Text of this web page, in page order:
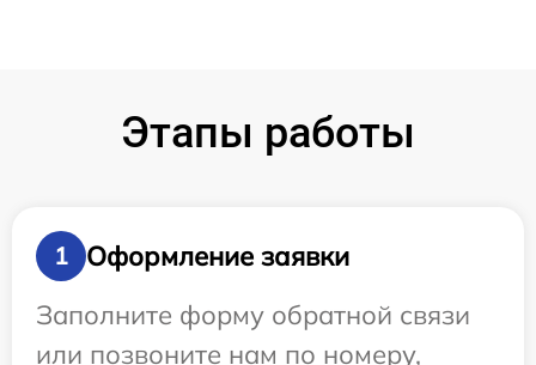
Этапы работы
1
Оформление заявки
Заполните форму обратной связи
или позвоните нам по номеру,